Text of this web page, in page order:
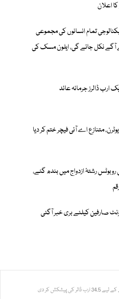
اعلان
تمام انسانوں کی مجموعی
آگے نکل جائے گی، ایلون مسک کی
ارب ڈالرز جرمانہ عائد
یوٹرن، متنازع اے آئی فیچر ختم کر دیا
رشتۂ ازدواج میں بندھ گئے،
صارفین کیلئے بری خبر آگئی
کر دی